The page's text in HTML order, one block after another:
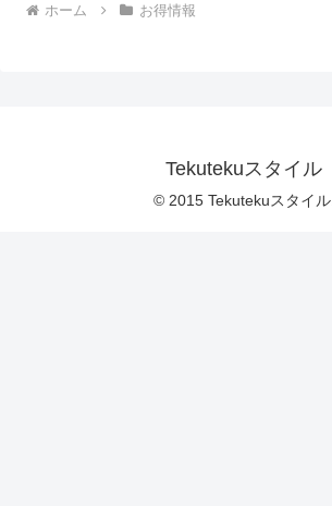
ホーム お得情報
Tekutekuスタイル
© 2015 Tekutekuスタイル.